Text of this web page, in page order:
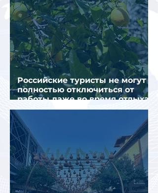
Российские туристы не могут
полностью отключиться от
работы даже во время отдыха
в Турции